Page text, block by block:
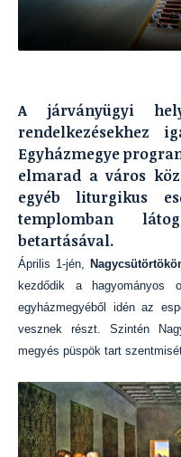
A járványügyi
rendelkezésekhez
Egyházmegye
elmarad a város
egyéb liturgikus
templomban
betartásával.
Április 1-jén,
kezdődik a hagyományos
egyházmegyéből idén az
vesznek részt. Szintén
megyés püspök tart